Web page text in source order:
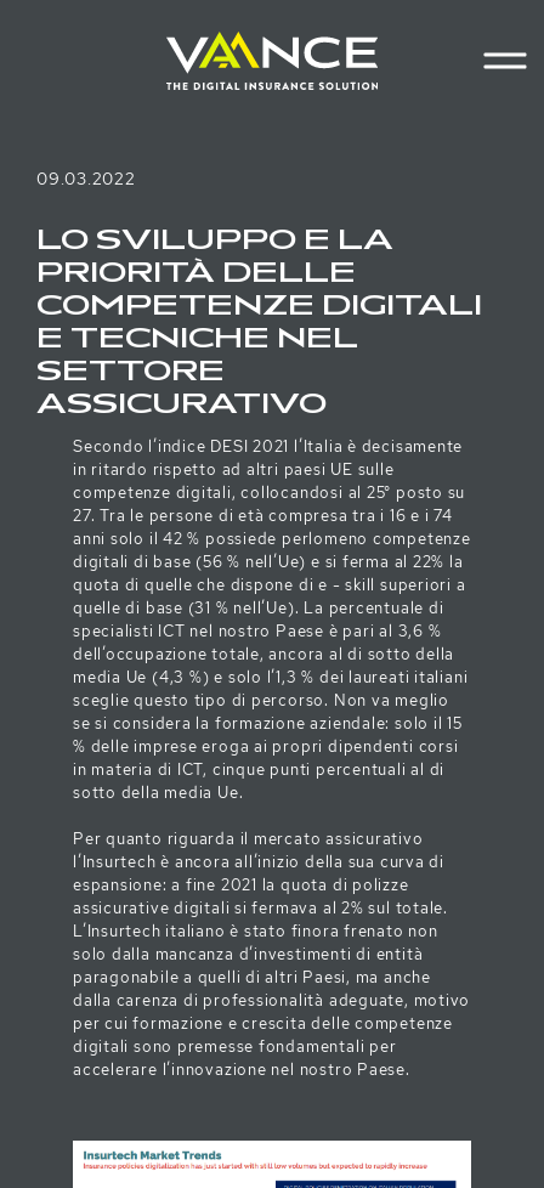
Menu
09.03.2022
LO SVILUPPO E LA
PRIORITÀ DELLE
COMPETENZE DIGITALI
E TECNICHE NEL
SETTORE
ASSICURATIVO
Secondo l’indice DESI 2021 l’Italia è decisamente
in ritardo rispetto ad altri paesi UE sulle
competenze digitali, collocandosi al 25° posto su
27. Tra le persone di età compresa tra i 16 e i 74
anni solo il 42 % possiede perlomeno competenze
digitali di base (56 % nell’Ue) e si ferma al 22% la
quota di quelle che dispone di e - skill superiori a
quelle di base (31 % nell’Ue). La percentuale di
specialisti ICT nel nostro Paese è pari al 3,6 %
dell’occupazione totale, ancora al di sotto della
media Ue (4,3 %) e solo l’1,3 % dei laureati italiani
sceglie questo tipo di percorso. Non va meglio
se si considera la formazione aziendale: solo il 15
% delle imprese eroga ai propri dipendenti corsi
in materia di ICT, cinque punti percentuali al di
sotto della media Ue.
Per quanto riguarda il mercato assicurativo
l’Insurtech è ancora all’inizio della sua curva di
espansione: a fine 2021 la quota di polizze
assicurative digitali si fermava al 2% sul totale.
L’Insurtech italiano è stato finora frenato non
solo dalla mancanza d’investimenti di entità
paragonabile a quelli di altri Paesi, ma anche
dalla carenza di professionalità adeguate, motivo
per cui formazione e crescita delle competenze
digitali sono premesse fondamentali per
accelerare l’innovazione nel nostro Paese.